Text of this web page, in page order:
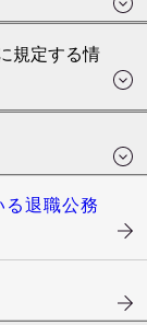
規定する情
る退職公務